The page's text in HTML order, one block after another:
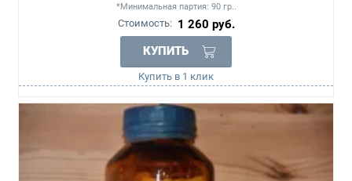
*Минимальная партия: 90 гр..
Стоимость: 1 260 руб.
КУПИТЬ
Купить в 1 клик